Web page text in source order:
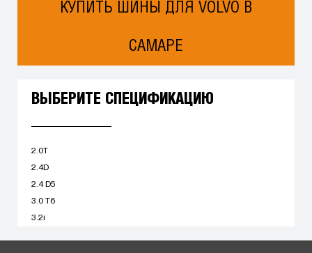
КУПИТЬ ШИНЫ ДЛЯ VOLVO В
САМАРЕ
ВЫБЕРИТЕ СПЕЦИФИКАЦИЮ
2.0T
2.4D
2.4 D5
3.0 T6
3.2i